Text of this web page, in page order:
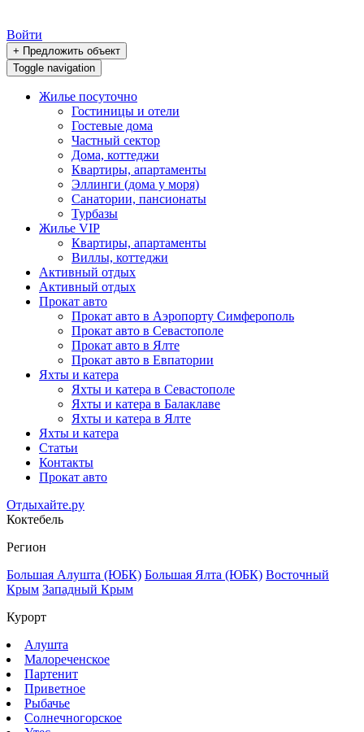
Войти
+ Предложить объект
Toggle navigation
Жилье посуточно
Гостиницы и отели
Гостевые дома
Частный сектор
Дома, коттеджи
Квартиры, апартаменты
Эллинги (дома у моря)
Санатории, пансионаты
Турбазы
Жилье VIP
Квартиры, апартаменты
Виллы, коттеджи
Активный отдых
Активный отдых
Прокат авто
Прокат авто в Аэропорту Симферополь
Прокат авто в Севастополе
Прокат авто в Ялте
Прокат авто в Евпатории
Яхты и катера
Яхты и катера в Севастополе
Яхты и катера в Балаклаве
Яхты и катера в Ялте
Яхты и катера
Статьи
Контакты
Прокат авто
Отдыхайте.ру
Коктебель
Регион
Большая Алушта (ЮБК) Большая Ялта (ЮБК) Восточный
Крым Западный Крым
Курорт
Алушта
Малореченское
Партенит
Приветное
Рыбачье
Солнечногорское